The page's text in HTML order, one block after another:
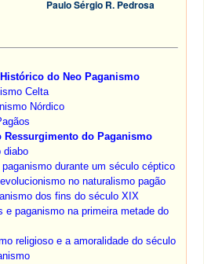
Paulo Sérgio R. Pedrosa
do Neo Paganismo
Celta
Nórdico
Ressurgimento do Paganismo
diabo
durante um século céptico
no naturalismo pagão
dos fins do século XIX
e paganismo na primeira metade do
religioso e a amoralidade do século